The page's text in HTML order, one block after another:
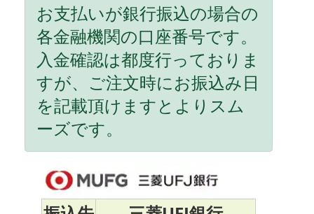
お支払いが銀行振込の場合の
各金融機関の口座番号です。
入金確認は都度行っておりま
すが、ご注文時にお振込み日
を記載頂けますとよりスム
ーズです。